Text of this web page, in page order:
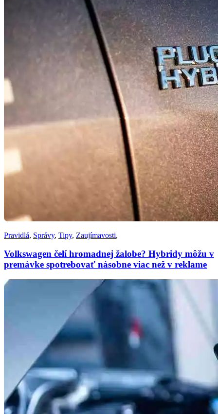
Pravidlá, Správy, Tipy, Zaujímavosti,
Volkswagen čelí hromadnej žalobe? Hybridy môžu v
premávke spotrebovať násobne viac než v reklame